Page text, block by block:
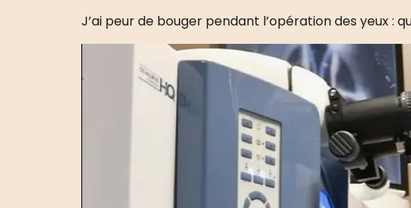
J’ai peur de bouger pendant l’opération des yeux :